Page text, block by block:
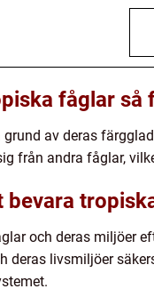
fåglar så
av deras
från andra fåglar,
och deras miljöer
deras livsmiljöer